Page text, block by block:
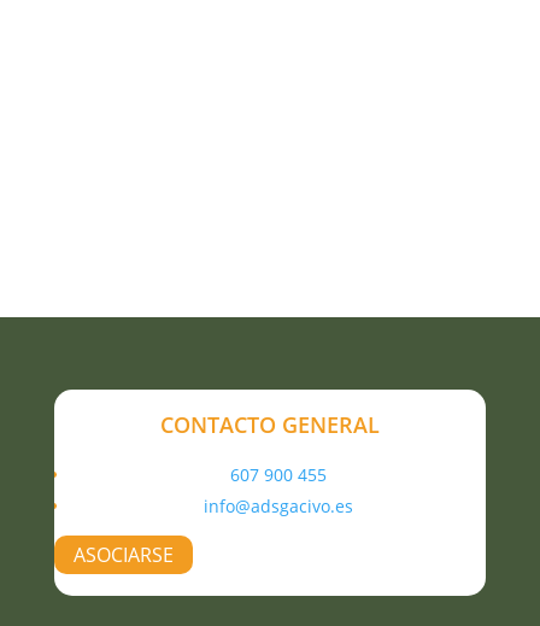
CONTACTO GENERAL
607 900 455
info@adsgacivo.es
ASOCIARSE